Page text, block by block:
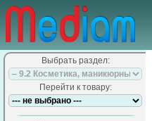
Выбрать раздел:
Перейти к товару: